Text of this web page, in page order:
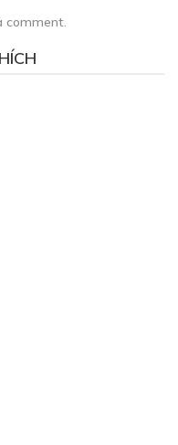
comment.